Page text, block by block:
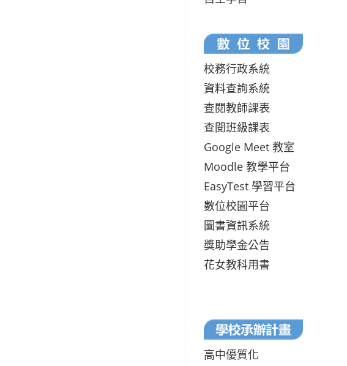
校務行政系統
資料查詢系統
查閱教師課表
查閱班級課表
Google Meet 教室
Moodle 教學平台
EasyTest 學習平台
數位校園平台
圖書資訊系統
獎助學金公告
花女教科用書
高中優質化